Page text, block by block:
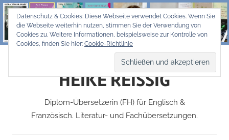
Zum
Inhalt
springen
HEIKE REISSIG
Diplom-Übersetzerin (FH) für Englisch &
Französisch. Literatur- und Fachübersetzungen.
Datenschutz & Cookies: Diese Webseite verwendet Cookies. Wenn Sie
die Webseite weiterhin nutzen, stimmen Sie der Verwendung von
Cookies zu. Weitere Informationen, beispielsweise zur Kontrolle von
Cookies, finden Sie hier: Cookie-Richtlinie